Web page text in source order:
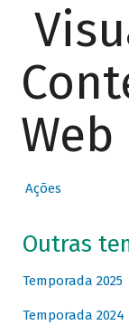
Web
Ações
Outras
Temporada 2025
Temporada 2024